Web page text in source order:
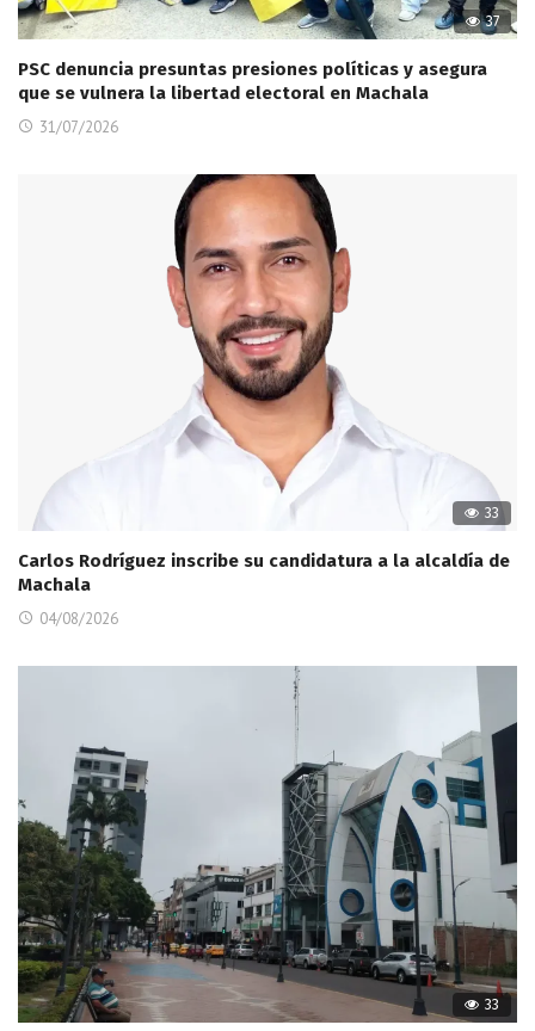
37
PSC denuncia presuntas presiones políticas y asegura
que se vulnera la libertad electoral en Machala
31/07/2026
33
Carlos Rodríguez inscribe su candidatura a la alcaldía de
Machala
04/08/2026
33